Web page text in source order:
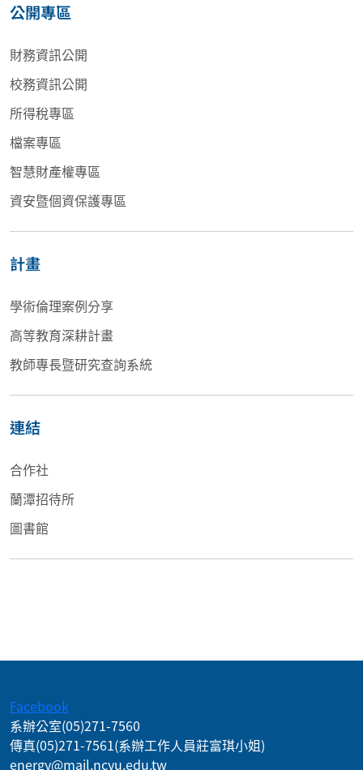
公開專區
財務資訊公開
校務資訊公開
所得稅專區
檔案專區
智慧財產權專區
資安暨個資保護專區
計畫
學術倫理案例分享
高等教育深耕計畫
教師專長暨研究查詢系統
連結
合作社
蘭潭招待所
圖書館
Facebook
系辦公室(05)271-7560
傳真(05)271-7561(系辦工作人員莊富琪小姐)
energy@mail.ncyu.edu.tw